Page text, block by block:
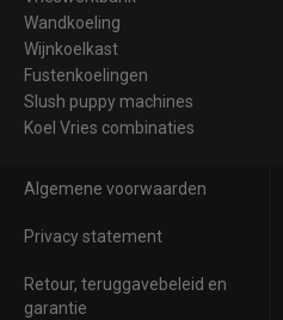
Wandkoeling
Wijnkoelkast
Fustenkoelingen
Slush puppy machines
Koel Vries combinaties
Algemene voorwaarden
Privacy statement
Retour, teruggavebeleid en
garantie